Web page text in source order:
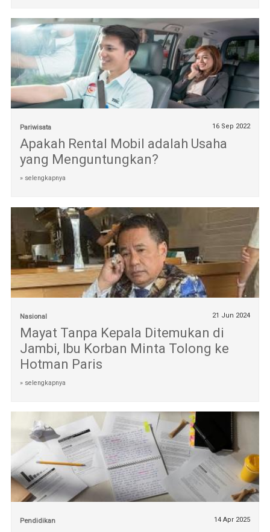
Pariwisata 16 Sep 2022
Apakah Rental Mobil adalah Usaha
yang Menguntungkan?
» selengkapnya
Nasional 21 Jun 2024
Mayat Tanpa Kepala Ditemukan di
Jambi, Ibu Korban Minta Tolong ke
Hotman Paris
» selengkapnya
Pendidikan 14 Apr 2025